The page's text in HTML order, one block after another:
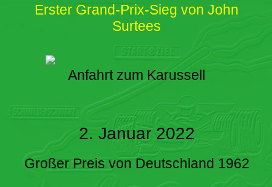
Erster Grand-Prix-Sieg von John
Surtees
Anfahrt zum Karussell
2. Januar 2022
Großer Preis von Deutschland 1962